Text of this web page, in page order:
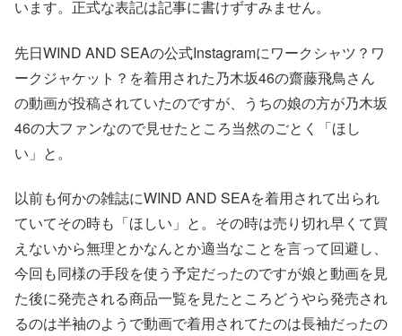
います。正式な表記は記事に書けずすみません。
先日WIND AND SEAの公式Instagramにワークシャツ？ワ
ークジャケット？を着用された乃木坂46の齋藤飛鳥さん
の動画が投稿されていたのですが、うちの娘の方が乃木坂
46の大ファンなので見せたところ当然のごとく「ほし
い」と。
以前も何かの雑誌にWIND AND SEAを着用されて出られ
ていてその時も「ほしい」と。その時は売り切れ早くて買
えないから無理とかなんとか適当なことを言って回避し、
今回も同様の手段を使う予定だったのですが娘と動画を見
た後に発売される商品一覧を見たところどうやら発売され
るのは半袖のようで動画で着用されてたのは長袖だったの